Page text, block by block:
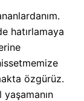
hatırlamaya
özgürüz.